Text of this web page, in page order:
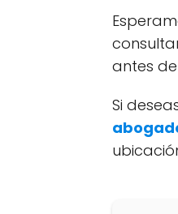
antes
Si